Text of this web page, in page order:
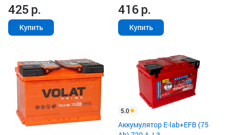
425р.
Купить
416р.
Купить
5.0
Аккумулятор E-lab+EFB (75